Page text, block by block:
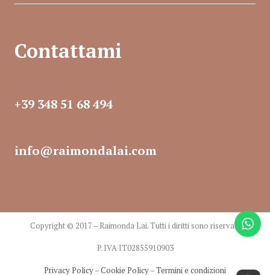
Contattami
+39 348 51 68 494​
info@raimondalai.com​
Copyright © 2017 – Raimonda Lai. Tutti i diritti sono riservati.
P. IVA IT02855910903
Privacy Policy–Cookie Policy–Termini e condizioni